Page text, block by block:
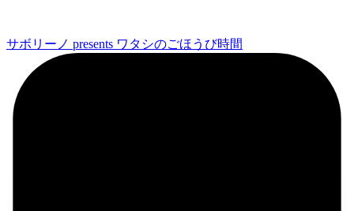
サボリーノ presents ワタシのごほうび時間